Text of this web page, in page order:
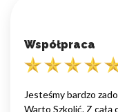
Współpraca
Jesteśmy bardzo
Warto Szkolić. Z całą